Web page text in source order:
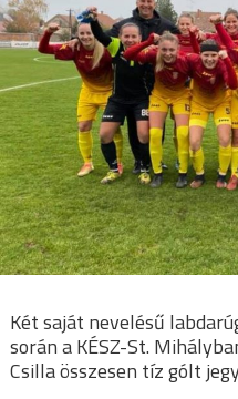
Két saját nevelésű
során a KÉSZ-St.
Csilla összesen tíz gólt